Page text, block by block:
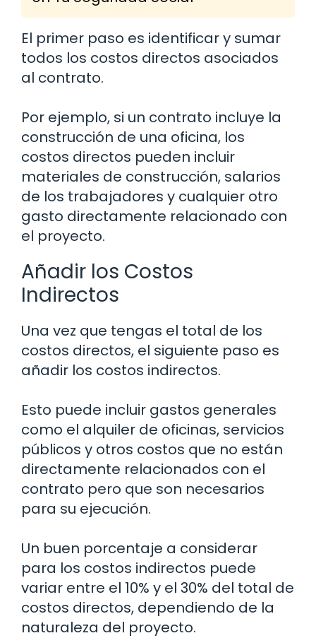
El primer paso es identificar y sumar
todos los costos directos asociados
al contrato.
Por ejemplo, si un contrato incluye la
construcción de una oficina, los
costos directos pueden incluir
materiales de construcción, salarios
de los trabajadores y cualquier otro
gasto directamente relacionado con
el proyecto.
Añadir los Costos
Indirectos
Una vez que tengas el total de los
costos directos, el siguiente paso es
añadir los costos indirectos.
Esto puede incluir gastos generales
como el alquiler de oficinas, servicios
públicos y otros costos que no están
directamente relacionados con el
contrato pero que son necesarios
para su ejecución.
Un buen porcentaje a considerar
para los costos indirectos puede
variar entre el 10% y el 30% del total de
costos directos, dependiendo de la
naturaleza del proyecto.